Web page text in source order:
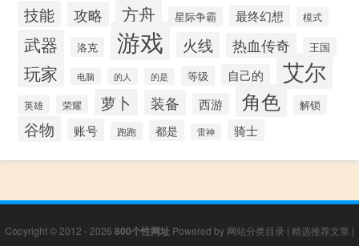
技能 攻略 方舟 星际争霸 最终幻想 模式
武器 洛克 游戏 火线 热血传奇 王国
玩家 电脑 的人 的是 等级 自己的 艾尔
英雄 荣耀 萝卜 装备 西游 角色 解锁
谷物 账号 跑跑 都是 雷神 骑士
Copyright © 2012 - 2026 800个性网址 Powered by 网站分类目录 | 精选推荐文章 |